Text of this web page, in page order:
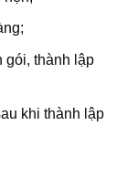
gói, thành lập
khi thành lập